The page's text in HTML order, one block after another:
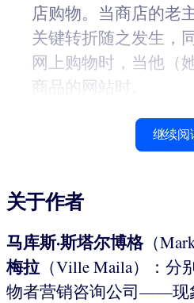
店购物。当商店的老
关键转折随之发生，
网上购物时，当他（
商品的网站时。
继续阅
关于作者
马库斯·斯塔尔博格（
梅拉 （Ville Maila）：
物者营销咨询公司——现